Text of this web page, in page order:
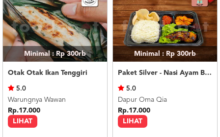
Minimal : Rp 300rb
Otak Otak Ikan Tenggiri
LIHAT
5.0
Warungnya Wawan
Rp.17.000
Minimal : Rp 300rb
Paket Silver - Nasi Ayam Bakar
LIHAT
5.0
Dapur Oma Qia
Rp.17.000